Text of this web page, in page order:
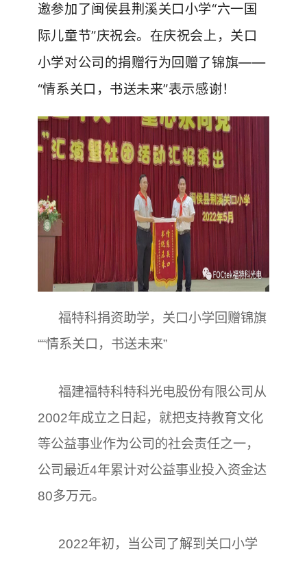
邀参加了闽侯县荆溪关口小学“六一国
际儿童节”庆祝会。在庆祝会上，关口
小学对公司的捐赠行为回赠了锦旗——
“情系关口，书送未来”表示感谢！
福特科捐资助学，关口小学回赠锦旗
““情系关口，书送未来”
福建福特科特科光电股份有限公司从
2002年成立之日起，就把支持教育文化
等公益事业作为公司的社会责任之一，
公司最近4年累计对公益事业投入资金达
80多万元。
2022年初，当公司了解到关口小学